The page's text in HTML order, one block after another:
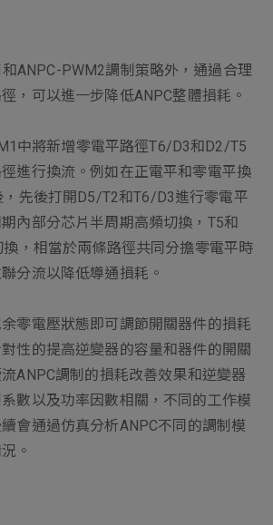
ANPC-PWM2調制策略外，通過合理
，可以進一步降低ANPC整體損耗。
中將新增零電平路徑T6/D3和D2/T5
進行換流。例如在正電平和零電平換
，先後打開D5/T2和T6/D3進行零電平
內部分芯片半周期高頻切換，T5和
，相當於兩條路徑共同分擔零電平時
分流以降低導通損耗。
零電壓狀態即可調節開關器件的損耗
性的提高逆變器的容量和器件的開關
ANPC調制的損耗改善效果和逆變器
數以及功率因數相關，不同的工作模
會通過仿真分析ANPC不同的調制模
。